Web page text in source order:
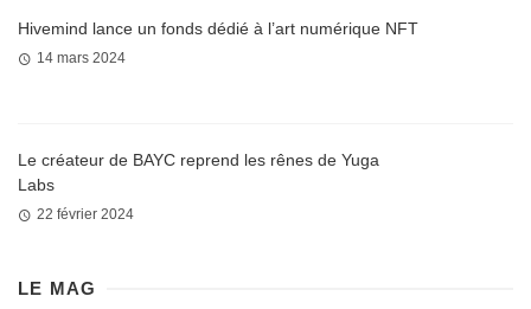
Hivemind lance un fonds dédié à l’art numérique NFT
14 mars 2024
Le créateur de BAYC reprend les rênes de Yuga
Labs
22 février 2024
LE MAG